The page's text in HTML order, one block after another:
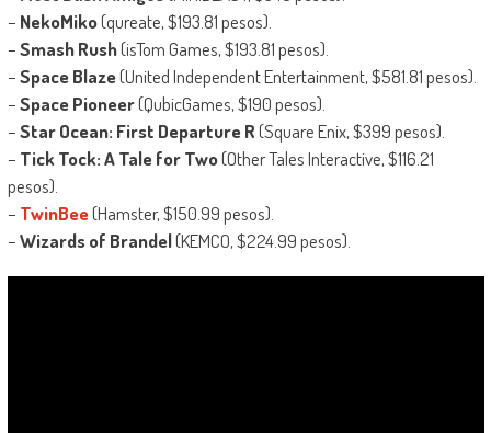
– NekoMiko(qureate, $193.81 pesos).
–Smash Rush(isTom Games, $193.81 pesos).
–Space Blaze(United Independent Entertainment, $581.81 pesos).
–Space Pioneer(QubicGames, $190 pesos).
–Star Ocean: First Departure R(Square Enix, $399 pesos).
– Tick Tock: A Tale for Two(Other Tales Interactive, $116.21
pesos).
– TwinBee(Hamster, $150.99 pesos).
–Wizards of Brandel(KEMCO, $224.99 pesos).